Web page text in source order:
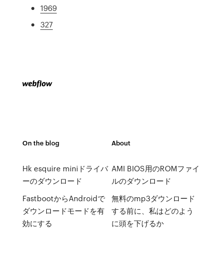
1969
327
On the blog
Hk esquire miniドライバ
ーのダウンロード
FastbootからAndroidで
ダウンロードモードを有
効にする
About
AMI BIOS用のROMファイ
ルのダウンロード
無料のmp3ダウンロード
する前に、私はどのよう
に頭を下げるか